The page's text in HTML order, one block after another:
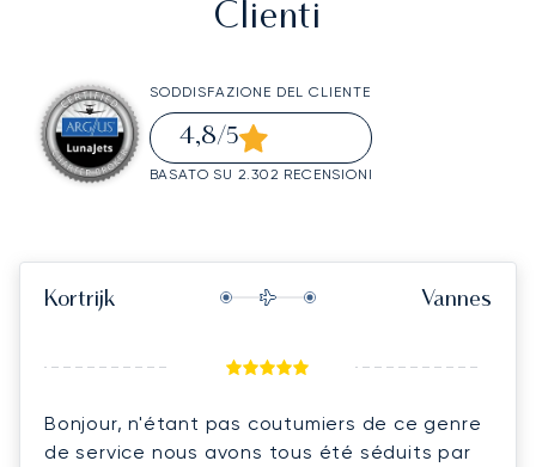
Clienti
SODDISFAZIONE DEL CLIENTE
4,8/5
BASATO SU 2.302 RECENSIONI
Kortrijk Vannes
Bonjour, n'étant pas coutumiers de ce genre
de service nous avons tous été séduits par